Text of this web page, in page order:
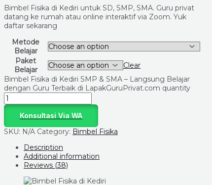
Bimbel Fisika di Kediri untuk SD, SMP, SMA. Guru privat
datang ke rumah atau online interaktif via Zoom. Yuk
daftar sekarang
Metode
Belajar
Paket
Belajar
Clear
Bimbel Fisika di Kediri SMP & SMA – Langsung Belajar
dengan Guru Terbaik di LapakGuruPrivat.com quantity
Konsultasi Via WA
SKU: N/A Category: Bimbel Fisika
Description
Additional information
Reviews (38)